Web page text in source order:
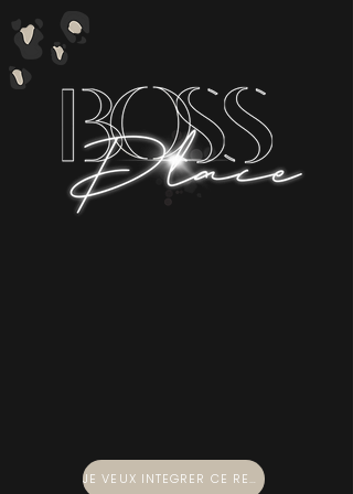
JE VEUX INTEGRER CE RESEAU !